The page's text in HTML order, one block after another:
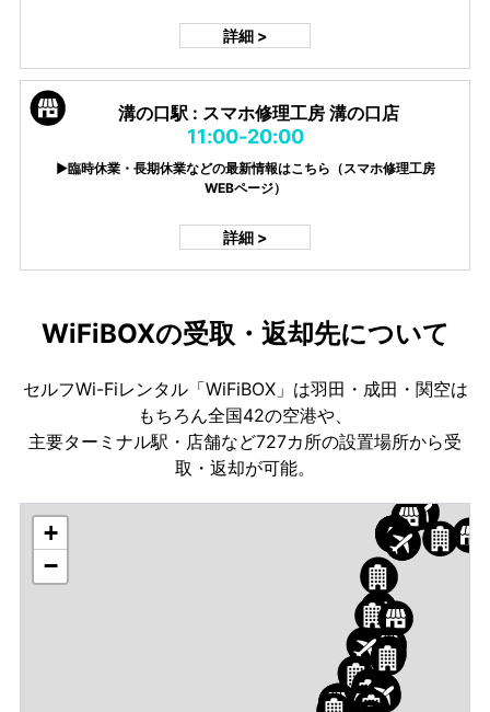
詳細 >
溝の口駅 : スマホ修理工房 溝の口店
11:00-20:00
▶臨時休業・長期休業などの最新情報はこちら（スマホ修理工房
WEBページ）
詳細 >
WiFiBOXの受取・返却先について
セルフWi-Fiレンタル「WiFiBOX」は羽田・成田・関空は
もちろん全国42の空港や、
主要ターミナル駅・店舗など727カ所の設置場所から受
取・返却が可能。
+
−